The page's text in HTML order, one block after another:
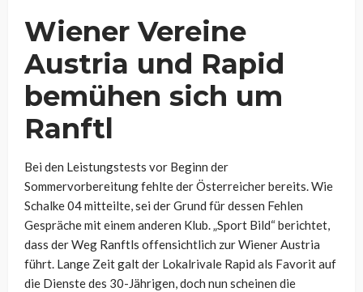
Wiener Vereine
Austria und Rapid
bemühen sich um
Ranftl
Bei den Leistungstests vor Beginn der
Sommervorbereitung fehlte der Österreicher bereits. Wie
Schalke 04 mitteilte, sei der Grund für dessen Fehlen
Gespräche mit einem anderen Klub. „Sport Bild“ berichtet,
dass der Weg Ranftls offensichtlich zur Wiener Austria
führt. Lange Zeit galt der Lokalrivale Rapid als Favorit auf
die Dienste des 30-Jährigen, doch nun scheinen die